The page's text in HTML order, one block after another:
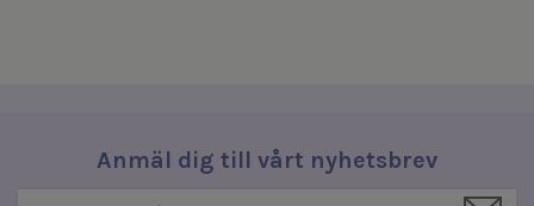
Anmäl dig till vårt nyhetsbrev